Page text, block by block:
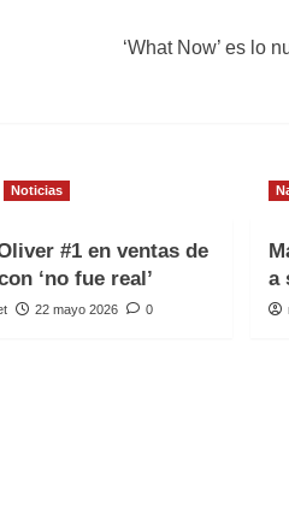
‘What Now’ es lo
Noticias
#1 en ventas de
‘no fue real’
22 mayo 2026 0
a